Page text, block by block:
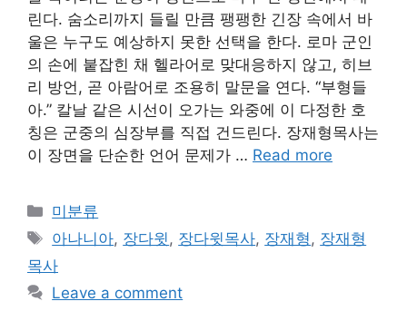
린다. 숨소리까지 들릴 만큼 팽팽한 긴장 속에서 바
울은 누구도 예상하지 못한 선택을 한다. 로마 군인
의 손에 붙잡힌 채 헬라어로 맞대응하지 않고, 히브
리 방언, 곧 아람어로 조용히 말문을 연다. “부형들
아.” 칼날 같은 시선이 오가는 와중에 이 다정한 호
칭은 군중의 심장부를 직접 건드린다. 장재형목사는
이 장면을 단순한 언어 문제가 … Read more
Categories
미분류
Tags
아나니아, 장다윗, 장다윗목사, 장재형, 장재형
목사
Leave a comment